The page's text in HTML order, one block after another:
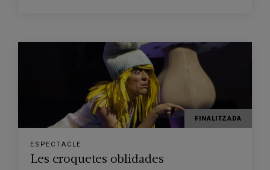
FINALITZADA
ESPECTACLE
Les croquetes oblidades